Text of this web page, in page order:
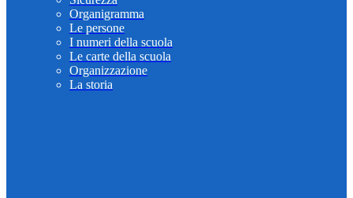
Organigramma
Le persone
I numeri della scuola
Le carte della scuola
Organizzazione
La storia